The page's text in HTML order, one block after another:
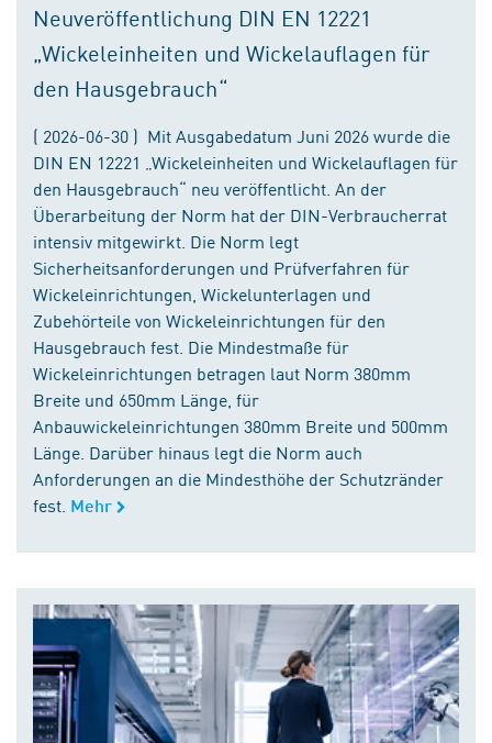
Neuveröffentlichung DIN EN 12221
„Wickeleinheiten und Wickelauflagen für
den Hausgebrauch“
( 2026-06-30 ) Mit Ausgabedatum Juni 2026 wurde die
DIN EN 12221 „Wickeleinheiten und Wickelauflagen für
den Hausgebrauch“ neu veröffentlicht. An der
Überarbeitung der Norm hat der DIN-Verbraucherrat
intensiv mitgewirkt. Die Norm legt
Sicherheitsanforderungen und Prüfverfahren für
Wickeleinrichtungen, Wickelunterlagen und
Zubehörteile von Wickeleinrichtungen für den
Hausgebrauch fest. Die Mindestmaße für
Wickeleinrichtungen betragen laut Norm 380mm
Breite und 650mm Länge, für
Anbauwickeleinrichtungen 380mm Breite und 500mm
Länge. Darüber hinaus legt die Norm auch
Anforderungen an die Mindesthöhe der Schutzränder
fest. Mehr